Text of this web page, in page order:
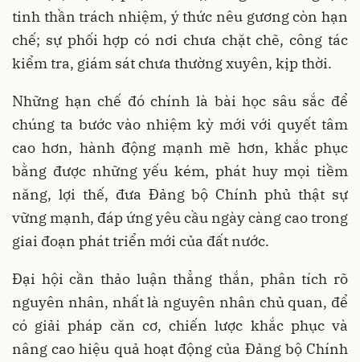
tinh thần trách nhiệm, ý thức nêu gương còn hạn
chế; sự phối hợp có nơi chưa chặt chẽ, công tác
kiểm tra, giám sát chưa thường xuyên, kịp thời.
Những hạn chế đó chính là bài học sâu sắc để
chúng ta bước vào nhiệm kỳ mới với quyết tâm
cao hơn, hành động mạnh mẽ hơn, khắc phục
bằng được những yếu kém, phát huy mọi tiềm
năng, lợi thế, đưa Đảng bộ Chính phủ thật sự
vững mạnh, đáp ứng yêu cầu ngày càng cao trong
giai đoạn phát triển mới của đất nước.
Đại hội cần thảo luận thẳng thắn, phân tích rõ
nguyên nhân, nhất là nguyên nhân chủ quan, để
có giải pháp căn cơ, chiến lược khắc phục và
nâng cao hiệu quả hoạt động của Đảng bộ Chính